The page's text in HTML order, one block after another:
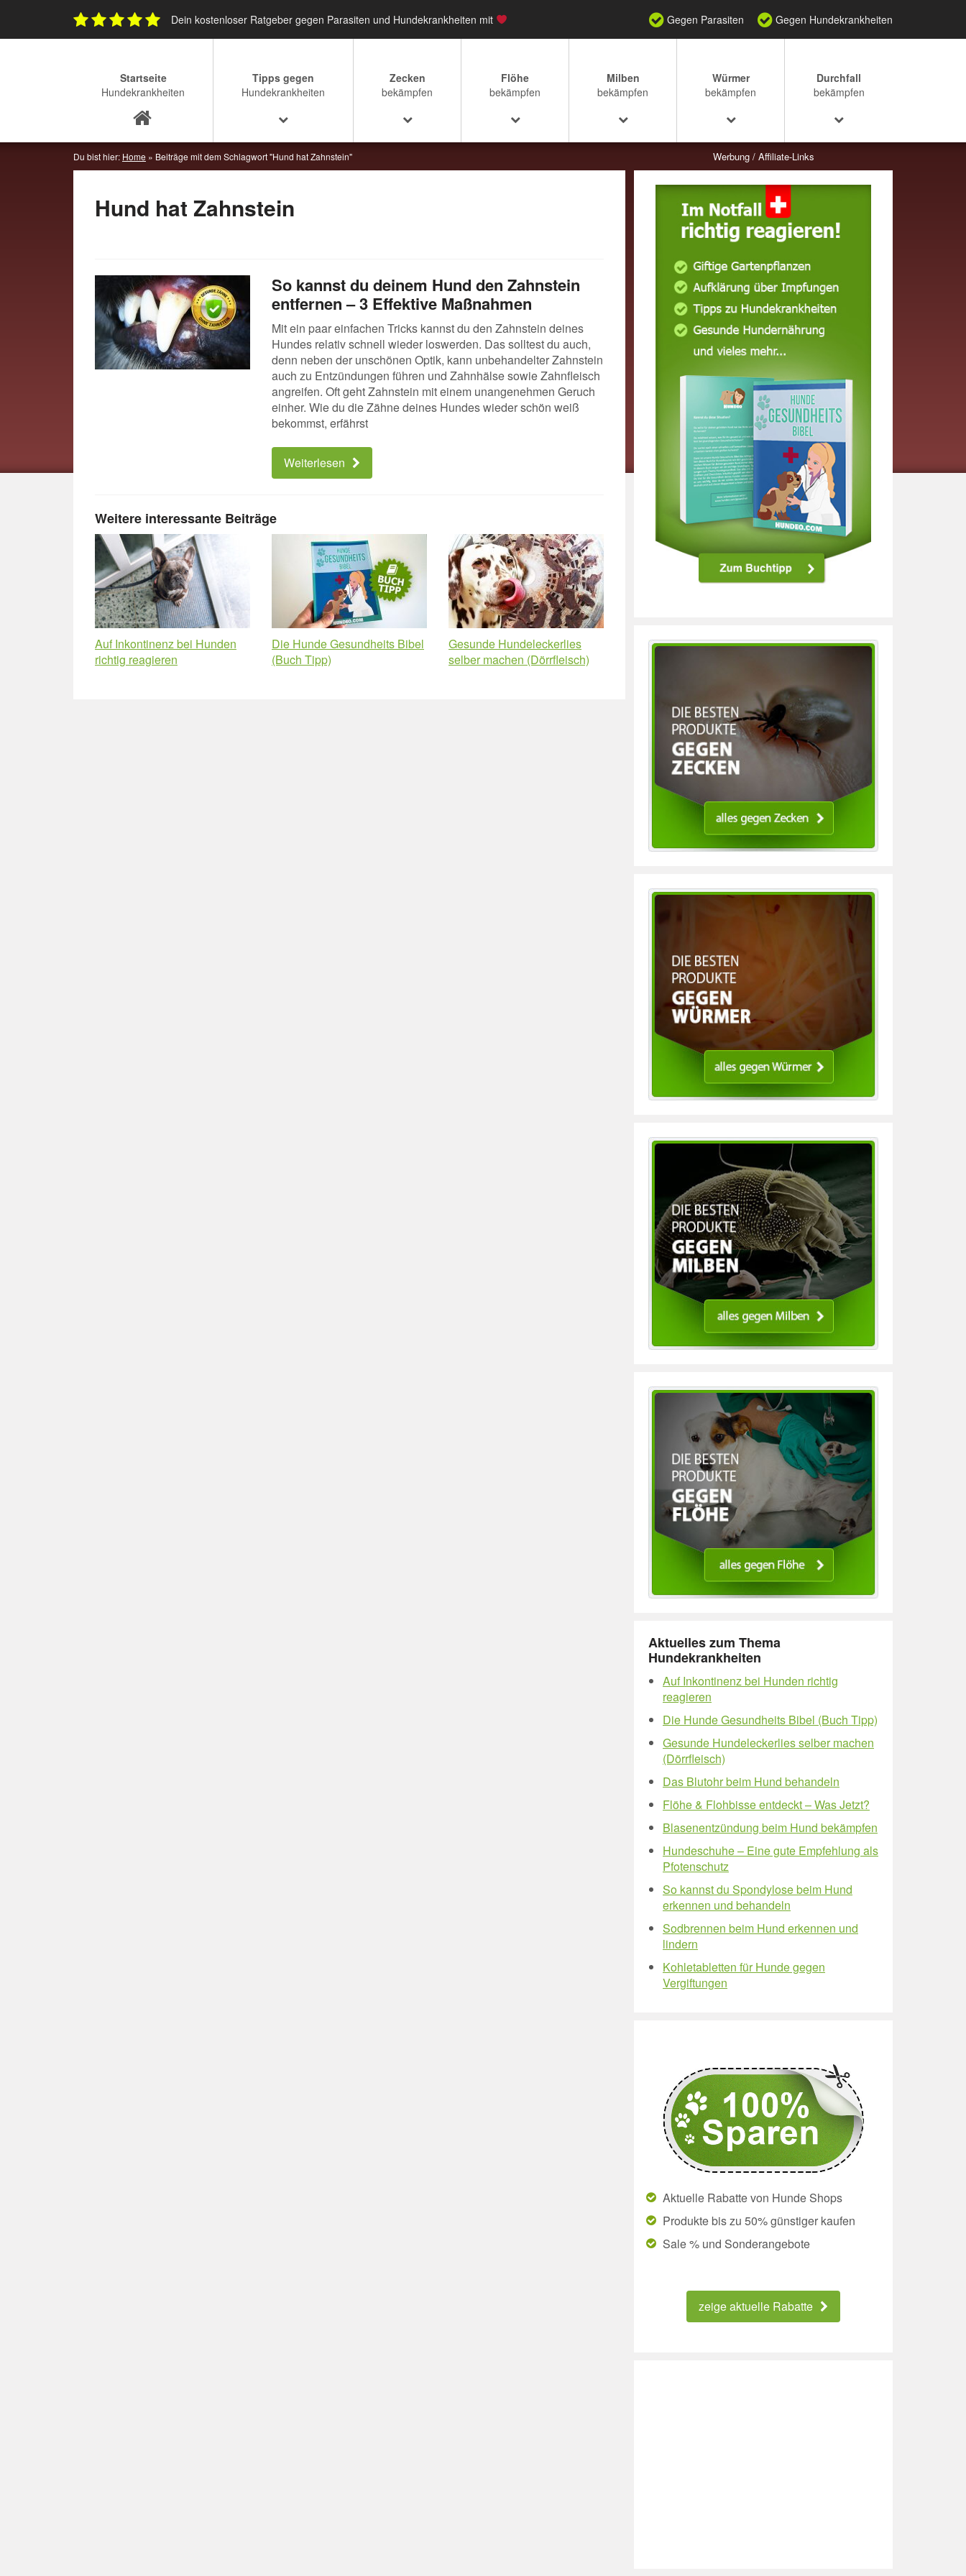
content
Dein kostenloser Ratgeber gegen Parasiten und Hundekrankheiten mit Gegen Parasiten Gegen Hundekrankheiten
Startseite
Hundekrankheiten
Tipps gegen
Hundekrankheiten
Zecken
bekämpfen
Flöhe
bekämpfen
Milben
bekämpfen
Würmer
bekämpfen
Durchfall
bekämpfen
Du bist hier: Home » Beiträge mit dem Schlagwort "Hund hat Zahnstein"
Hund hat Zahnstein
So kannst du deinem Hund den Zahnstein
entfernen – 3 Effektive Maßnahmen
Mit ein paar einfachen Tricks kannst du den Zahnstein deines
Hundes relativ schnell wieder loswerden. Das solltest du auch,
denn neben der unschönen Optik, kann unbehandelter Zahnstein
auch zu Entzündungen führen und Zahnhälse sowie Zahnfleisch
angreifen. Oft geht Zahnstein mit einem unangenehmen Geruch
einher. Wie du die Zähne deines Hundes wieder schön weiß
bekommst, erfährst
Weiterlesen
Weitere interessante Beiträge
Auf Inkontinenz bei Hunden
richtig reagieren
Die Hunde Gesundheits Bibel
(Buch Tipp)
Gesunde Hundeleckerlies
selber machen (Dörrfleisch)
Aktuelles zum Thema
Hundekrankheiten
Auf Inkontinenz bei Hunden richtig
reagieren
Die Hunde Gesundheits Bibel (Buch Tipp)
Gesunde Hundeleckerlies selber machen
(Dörrfleisch)
Das Blutohr beim Hund behandeln
Flöhe & Flohbisse entdeckt – Was Jetzt?
Blasenentzündung beim Hund bekämpfen
Hundeschuhe – Eine gute Empfehlung als
Pfotenschutz
So kannst du Spondylose beim Hund
erkennen und behandeln
Sodbrennen beim Hund erkennen und
lindern
Kohletabletten für Hunde gegen
Vergiftungen
Aktuelle Rabatte von Hunde Shops
Produkte bis zu 50% günstiger kaufen
Sale % und Sonderangebote
zeige aktuelle Rabatte